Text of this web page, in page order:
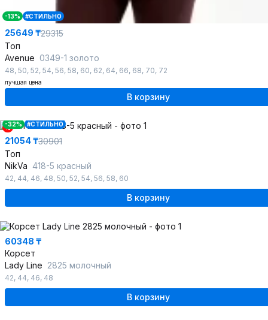
-13% #СТИЛЬНО
25649 ₸29315
Топ
Avenue 0349-1 золото
48, 50, 52, 54, 56, 58, 60, 62, 64, 66, 68, 70, 72
лучшая цена
В корзину
%
-32% #СТИЛЬНО
21054 ₸30901
Топ
NikVa 418-5 красный
42, 44, 46, 48, 50, 52, 54, 56, 58, 60
В корзину
60348 ₸
Корсет
Lady Line 2825 молочный
42, 44, 46, 48
В корзину